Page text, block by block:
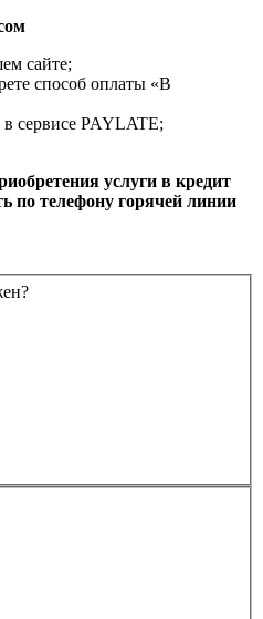
сайте;
способ оплаты «В
сервисе PAYLATE;
услуги в кредит
по телефону горячей линии